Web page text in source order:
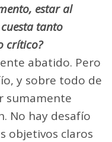
estar al
tanto
crítico?
abatido. Pero
y sobre todo de
sumamente
No hay desafío
objetivos claros